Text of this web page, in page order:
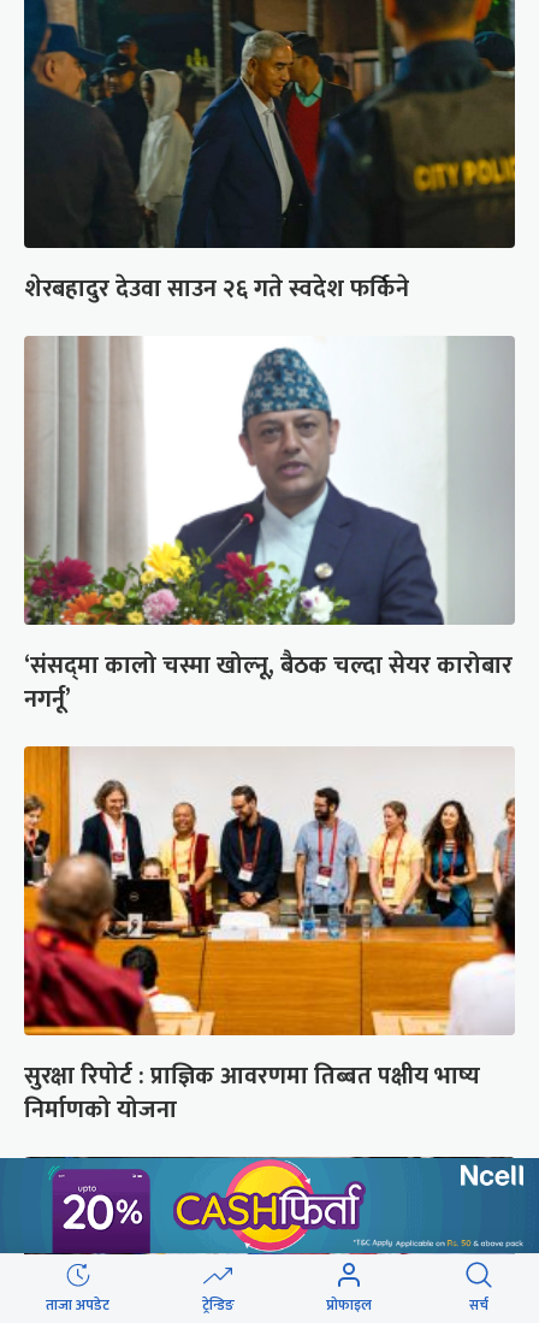
शेरबहादुर देउवा साउन २६ गते स्वदेश फर्किने
‘संसद्‍मा कालो चस्मा खोल्नू, बैठक चल्दा सेयर कारोबार
नगर्नू’
सुरक्षा रिपोर्ट : प्राज्ञिक आवरणमा तिब्बत पक्षीय भाष्य
निर्माणको योजना
ताजा अपडेट ट्रेन्डिङ प्रोफाइल सर्च